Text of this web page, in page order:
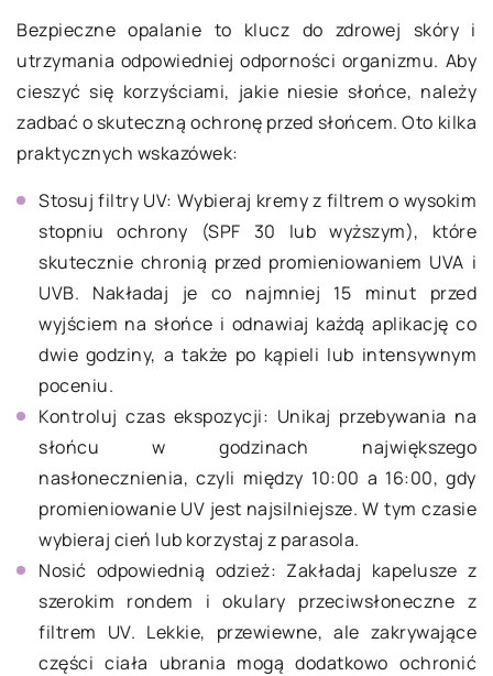
Bezpieczne opalanie to klucz do zdrowej skóry i
utrzymania odpowiedniej odporności organizmu. Aby
cieszyć się korzyściami, jakie niesie słońce, należy
zadbać o skuteczną ochronę przed słońcem. Oto kilka
praktycznych wskazówek:
Stosuj filtry UV: Wybieraj kremy z filtrem o wysokim
stopniu ochrony (SPF 30 lub wyższym), które
skutecznie chronią przed promieniowaniem UVA i
UVB. Nakładaj je co najmniej 15 minut przed
wyjściem na słońce i odnawiaj każdą aplikację co
dwie godziny, a także po kąpieli lub intensywnym
poceniu.
Kontroluj czas ekspozycji: Unikaj przebywania na
słońcu w godzinach największego
nasłonecznienia, czyli między 10:00 a 16:00, gdy
promieniowanie UV jest najsilniejsze. W tym czasie
wybieraj cień lub korzystaj z parasola.
Nosić odpowiednią odzież: Zakładaj kapelusze z
szerokim rondem i okulary przeciwsłoneczne z
filtrem UV. Lekkie, przewiewne, ale zakrywające
części ciała ubrania mogą dodatkowo ochronić